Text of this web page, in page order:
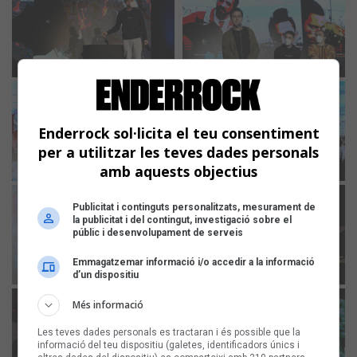
Enderrock sol·licita el teu consentiment
per a utilitzar les teves dades personals
amb aquests objectius
Publicitat i continguts personalitzats, mesurament de
la publicitat i del contingut, investigació sobre el
públic i desenvolupament de serveis
Emmagatzemar informació i/o accedir a la informació
d’un dispositiu
Més informació
Les teves dades personals es tractaran i és possible que la
informació del teu dispositiu (galetes, identificadors únics i